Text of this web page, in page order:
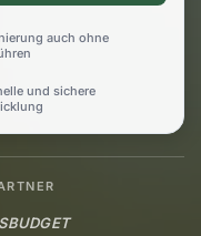
auch ohne
und sichere
BUDGET